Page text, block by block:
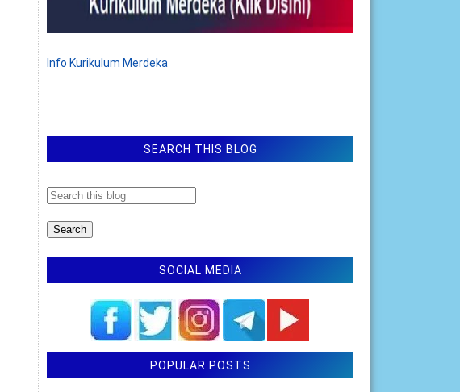
Info Kurikulum Merdeka
SEARCH THIS BLOG
SOCIAL MEDIA
POPULAR POSTS